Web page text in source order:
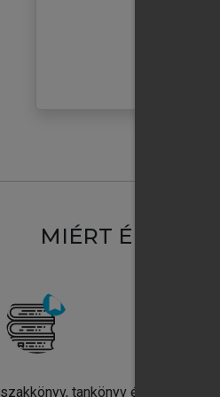
MIÉRT
szakkönyv, tankönyv és